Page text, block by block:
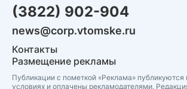
(3822) 902-904
news@corp.vtomske.ru
Контакты
Размещение рекламы
Публикации с пометкой «Реклама» публикуются
условиях и оплачены рекламодателями.